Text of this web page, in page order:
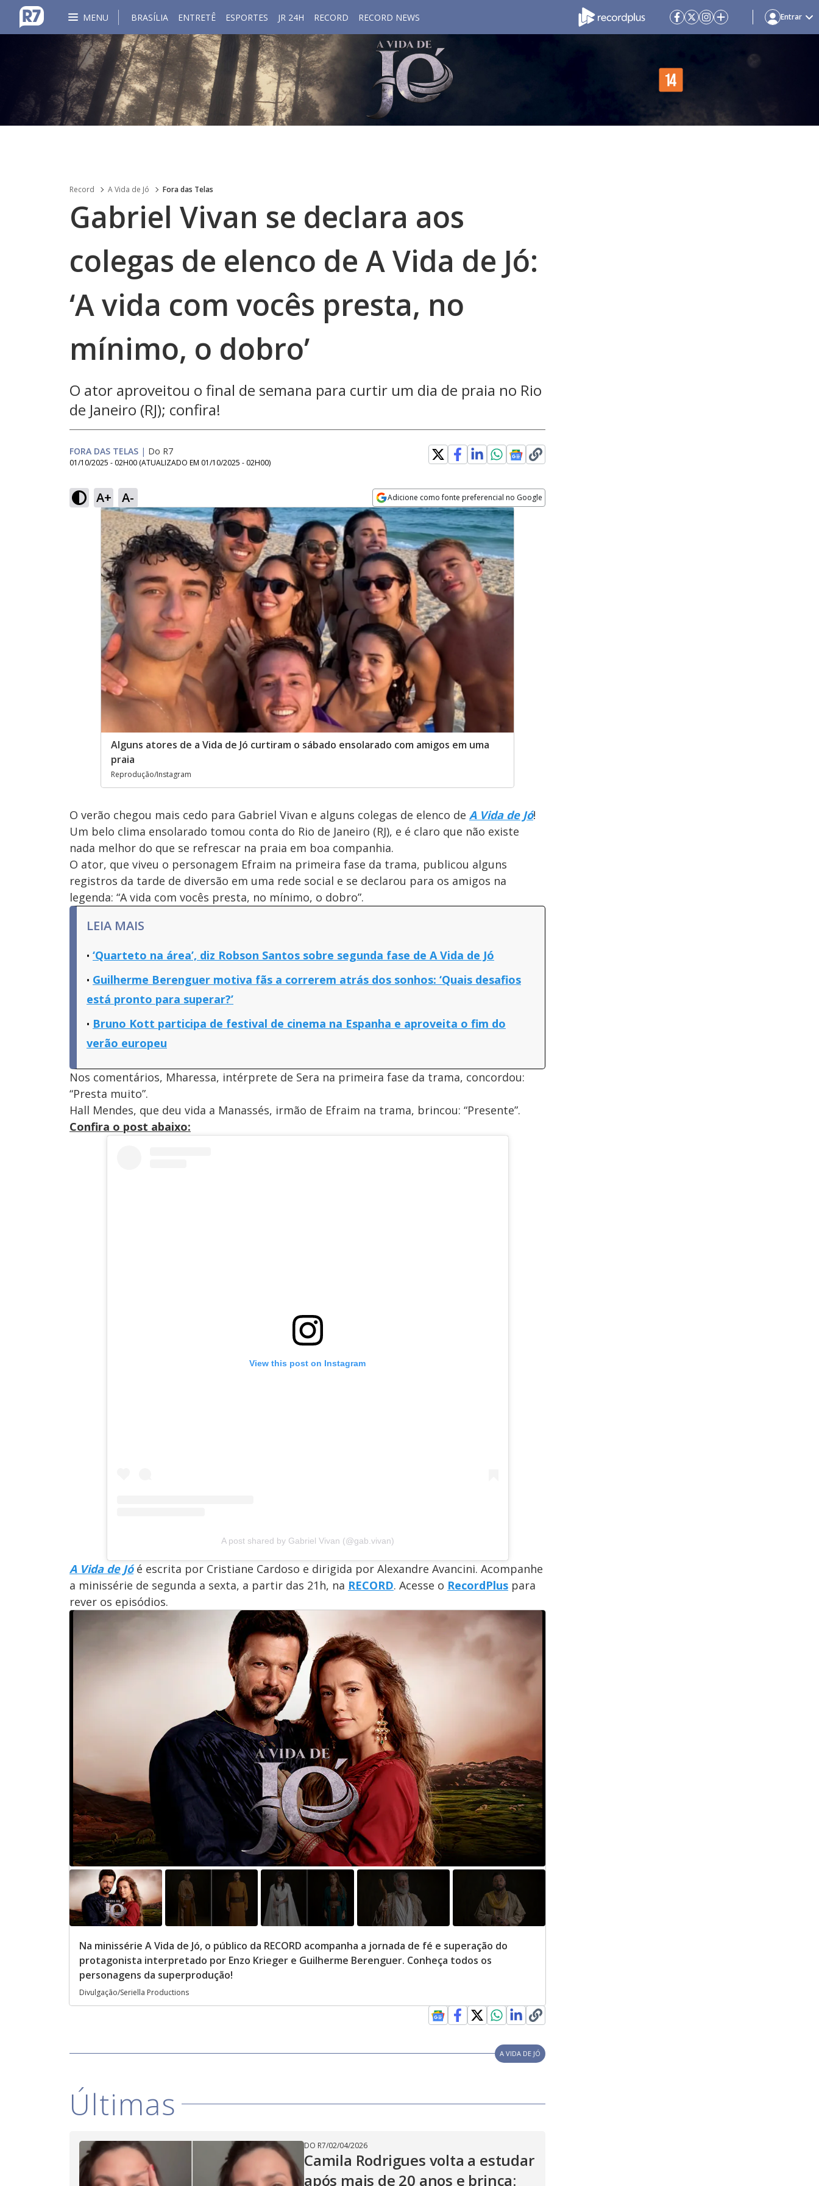
MENU BRASÍLIA ENTRETÊ ESPORTES JR 24H RECORD RECORD NEWS Entrar
Record A Vida de Jó Fora das Telas
Gabriel Vivan se declara aos
colegas de elenco de A Vida de Jó:
‘A vida com vocês presta, no
mínimo, o dobro’
O ator aproveitou o final de semana para curtir um dia de praia no Rio
de Janeiro (RJ); confira!
FORA DAS TELAS | Do R7
01/10/2025 - 02H00 (ATUALIZADO EM 01/10/2025 - 02H00)
A+ A- Adicione como fonte preferencial no Google
Opens in new window
Alguns atores de a Vida de Jó curtiram o sábado ensolarado com amigos em uma
praia
Reprodução/Instagram
O verão chegou mais cedo para Gabriel Vivan e alguns colegas de elenco de A Vida de Jó!
Um belo clima ensolarado tomou conta do Rio de Janeiro (RJ), e é claro que não existe
nada melhor do que se refrescar na praia em boa companhia.
O ator, que viveu o personagem Efraim na primeira fase da trama, publicou alguns
registros da tarde de diversão em uma rede social e se declarou para os amigos na
legenda: “A vida com vocês presta, no mínimo, o dobro”.
LEIA MAIS
‘Quarteto na área’, diz Robson Santos sobre segunda fase de A Vida de Jó
Guilherme Berenguer motiva fãs a correrem atrás dos sonhos: ‘Quais desafios
está pronto para superar?’
Bruno Kott participa de festival de cinema na Espanha e aproveita o fim do
verão europeu
Nos comentários, Mharessa, intérprete de Sera na primeira fase da trama, concordou:
“Presta muito”.
Hall Mendes, que deu vida a Manassés, irmão de Efraim na trama, brincou: “Presente”.
Confira o post abaixo:
View this post on Instagram
A post shared by Gabriel Vivan (@gab.vivan)
A Vida de Jóé escrita por Cristiane Cardoso e dirigida por Alexandre Avancini. Acompanhe
a minissérie de segunda a sexta, a partir das 21h, na RECORD. Acesse o RecordPlus para
rever os episódios.
Na minissérie A Vida de Jó, o público da RECORD acompanha a jornada de fé e superação do
protagonista interpretado por Enzo Krieger e Guilherme Berenguer. Conheça todos os
personagens da superprodução!
Divulgação/Seriella Productions
A VIDA DE JÓ
Últimas
DO R7/02/04/2026
Camila Rodrigues volta a estudar
após mais de 20 anos e brinca: